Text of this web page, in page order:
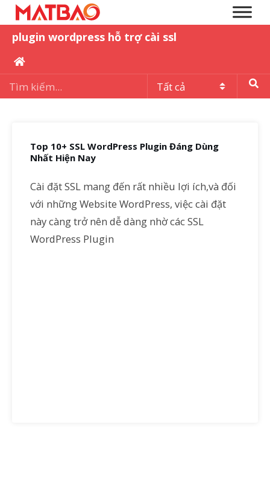
plugin wordpress hỗ trợ cài ssl
Top 10+ SSL WordPress Plugin Đáng Dùng
Nhất Hiện Nay
Cài đặt SSL mang đến rất nhiều lợi ích,và đối
với những Website WordPress, việc cài đặt
này càng trở nên dễ dàng nhờ các SSL
WordPress Plugin